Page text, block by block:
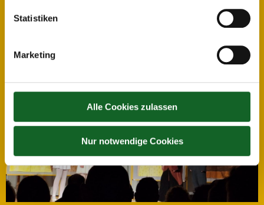
Statistiken
Marketing
Alle Cookies zulassen
Nur notwendige Cookies